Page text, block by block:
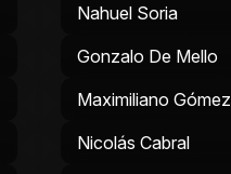
Nahuel Soria
Gonzalo De Mello
Maximiliano Gómez
Nicolás Cabral